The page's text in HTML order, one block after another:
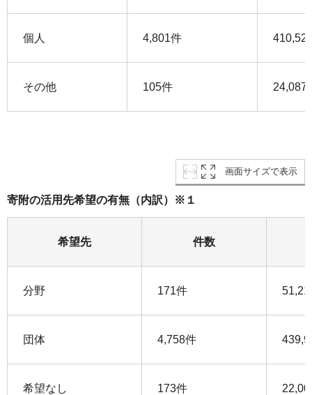
個人 4,801件
その他 105件
画面サイズで表示
寄附の活⽤先希望の有無（内訳）※１
希望先 件数
分野 171件
団体 4,758件
希望なし 173件